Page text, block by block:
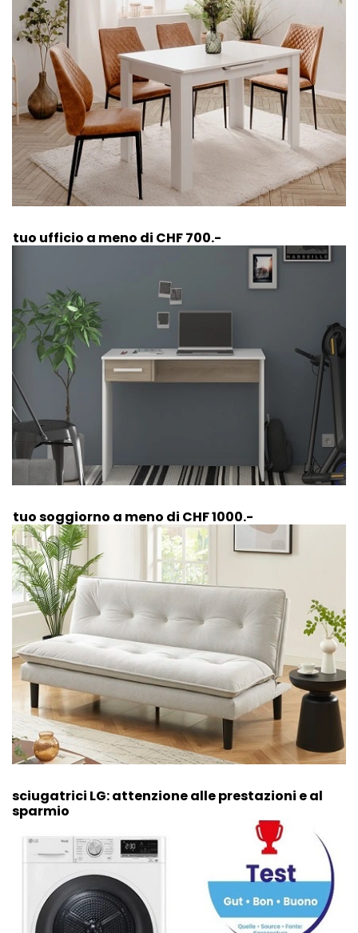
Il tuo ufficio a meno di CHF 700.-
Il tuo soggiorno a meno di CHF 1000.-
Asciugatrici LG: attenzione alle prestazioni e al
risparmio